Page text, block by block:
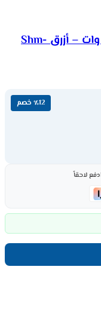
مكنسة سهم برميل 21 لتر – 2000 وات – أزرق Shm-
٪12 خصم
لاحقاً